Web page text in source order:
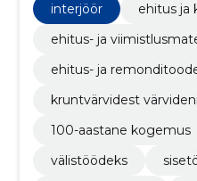
interjöör
ehitus ja
ehitus- ja
ehitus- ja
kruntvärvidest värvideni
100-aastane kogemus
välistöödeks